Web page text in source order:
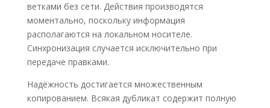
ветками без сети. Действия производятся
моментально, поскольку информация
располагаются на локальном носителе.
Синхронизация случается исключительно при
передаче правками.
Надёжность достигается множественным
копированием. Всякая дубликат содержит полную